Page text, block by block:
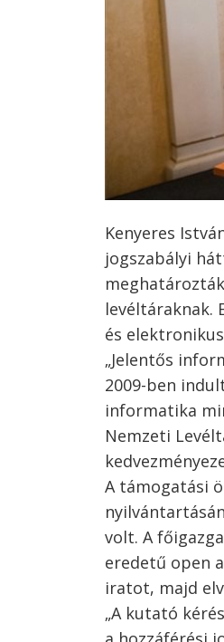
Kenyeres
jogszabályi
levéltáraknak.
és
„Jelentős
2009-ben
informatika
Nemzeti
A támogatási
volt. A
eredetű open
iratot, majd
„A kutató